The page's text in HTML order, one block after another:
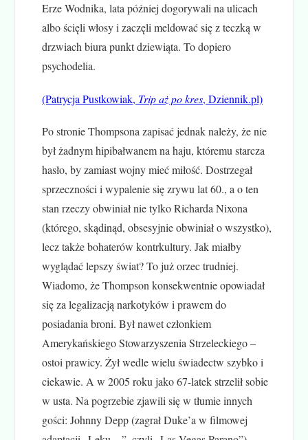
Erze Wodnika, lata później dogorywali na ulicach
albo ścięli włosy i zaczęli meldować się z teczką w
drzwiach biura punkt dziewiąta. To dopiero
psychodelia.
(Patrycja Pustkowiak, Trip aż po kres, Dziennik.pl)
Po stronie Thompsona zapisać jednak należy, że nie
był żadnym hipibałwanem na haju, któremu starcza
hasło, by zamiast wojny mieć miłość. Dostrzegał
sprzeczności i wypalenie się zrywu lat 60., a o ten
stan rzeczy obwiniał nie tylko Richarda Nixona
(którego, skądinąd, obsesyjnie obwiniał o wszystko),
lecz także bohaterów kontrkultury. Jak miałby
wyglądać lepszy świat? To już orzec trudniej.
Wiadomo, że Thompson konsekwentnie opowiadał
się za legalizacją narkotyków i prawem do
posiadania broni. Był nawet członkiem
Amerykańskiego Stowarzyszenia Strzeleckiego –
ostoi prawicy. Żył wedle wielu świadectw szybko i
ciekawie. A w 2005 roku jako 67-latek strzelił sobie
w usta. Na pogrzebie zjawili się w tłumie innych
gości: Johnny Depp (zagrał Duke’a w filmowej